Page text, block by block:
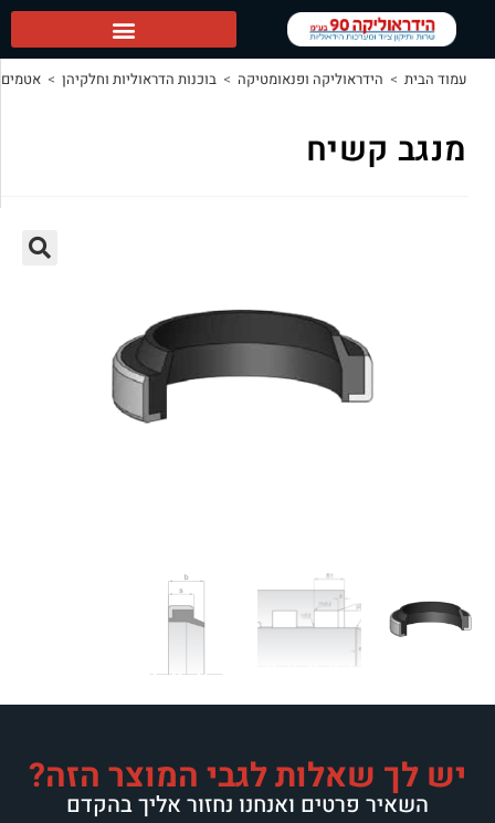
ופנאומטיקה > בוכנות הדראוליות וחלקיהן > אטמים הידראוליים > מנגב קשיח
לגבי המוצר הזה?
ואנחנו נחזור אליך בהקדם